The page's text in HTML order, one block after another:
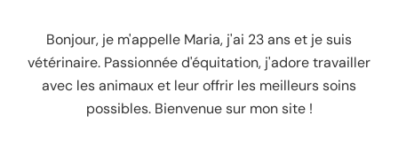
Bonjour, je m'appelle Maria, j'ai 23 ans et je suis
vétérinaire. Passionnée d'équitation, j'adore travailler
avec les animaux et leur offrir les meilleurs soins
possibles. Bienvenue sur mon site !